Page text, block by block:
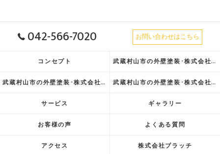
042-566-7020 お問い合わせはこちら
コンセプト 武蔵村山市の外壁塗装･株式会社ブラッチの口コミ情報
武蔵村山市の外壁塗装･株式会社ブラッチの評判 武蔵村山市の外壁塗装･株式会社ブラッチのお客様の声
サービス ギャラリー
お客様の声 よくある質問
アクセス 株式会社ブラッチ